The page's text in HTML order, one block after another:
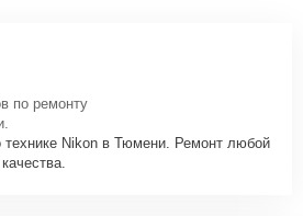
по ремонту
Nikon в Тюмени. Ремонт любой